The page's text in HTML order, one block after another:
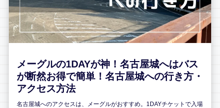
メーグルの1DAYが神！名古屋城へはバス
が断然お得で簡単！名古屋城への行き方・
アクセス方法
名古屋城へのアクセスは、メーグルがおすすめ。1DAYチケットで入場